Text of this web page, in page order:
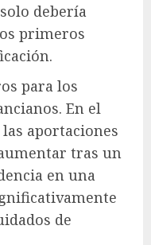
debería
primeros
para los
En el
aportaciones
tras un
en una
de